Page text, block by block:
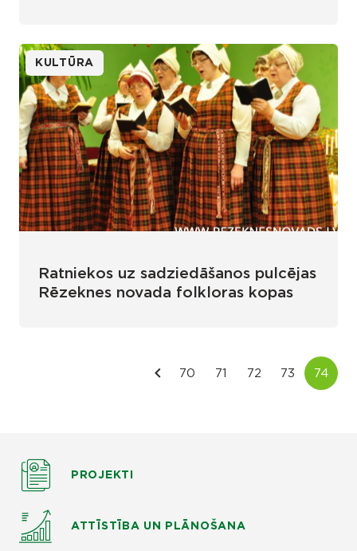
KULTŪRA
Ratniekos uz sadziedāšanos pulcējas
Rēzeknes novada folkloras kopas
PROJEKTI
ATTĪSTĪBA UN PLĀNOŠANA